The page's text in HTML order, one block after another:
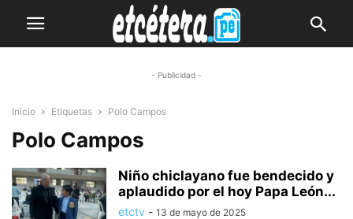
- Publicidad -
Inicio Etiquetas Polo Campos
Polo Campos
Niño chiclayano fue bendecido y
aplaudido por el hoy Papa León...
etctv - 13 de mayo de 2025